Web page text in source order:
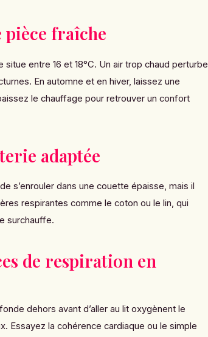
pièce fraîche
entre 16 et 18°C. Un air trop chaud perturbe
En automne et en hiver, laissez une
le chauffage pour retrouver un confort
adaptée
s’enrouler dans une couette épaisse, mais il
respirantes comme le coton ou le lin, qui
surchauffe.
de respiration en
dehors avant d’aller au lit oxygènent le
Essayez la cohérence cardiaque ou le simple